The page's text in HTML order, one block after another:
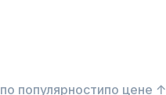
по популярностипо цене ↑